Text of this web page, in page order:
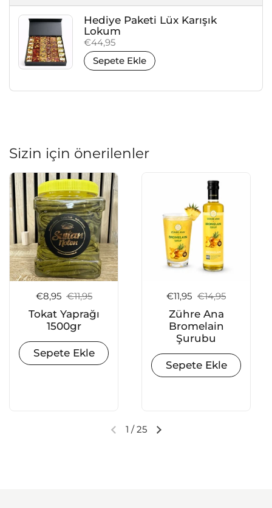
Hediye Paketi Lüx Karışık
Lokum
Fiyat:
€44,95
Sepete Ekle
Sizin için önerilenler
Satış fiyatı:
€8,95 Normal fiyat:
€11,95
Tokat Yaprağı
1500gr
Sepete Ekle
Satış fiyatı:
€11,95 Normal fiyat:
€14,95
Zühre Ana
Bromelain
Şurubu
Sepete Ekle
Önceki slaytSonraki slayt
1 /25